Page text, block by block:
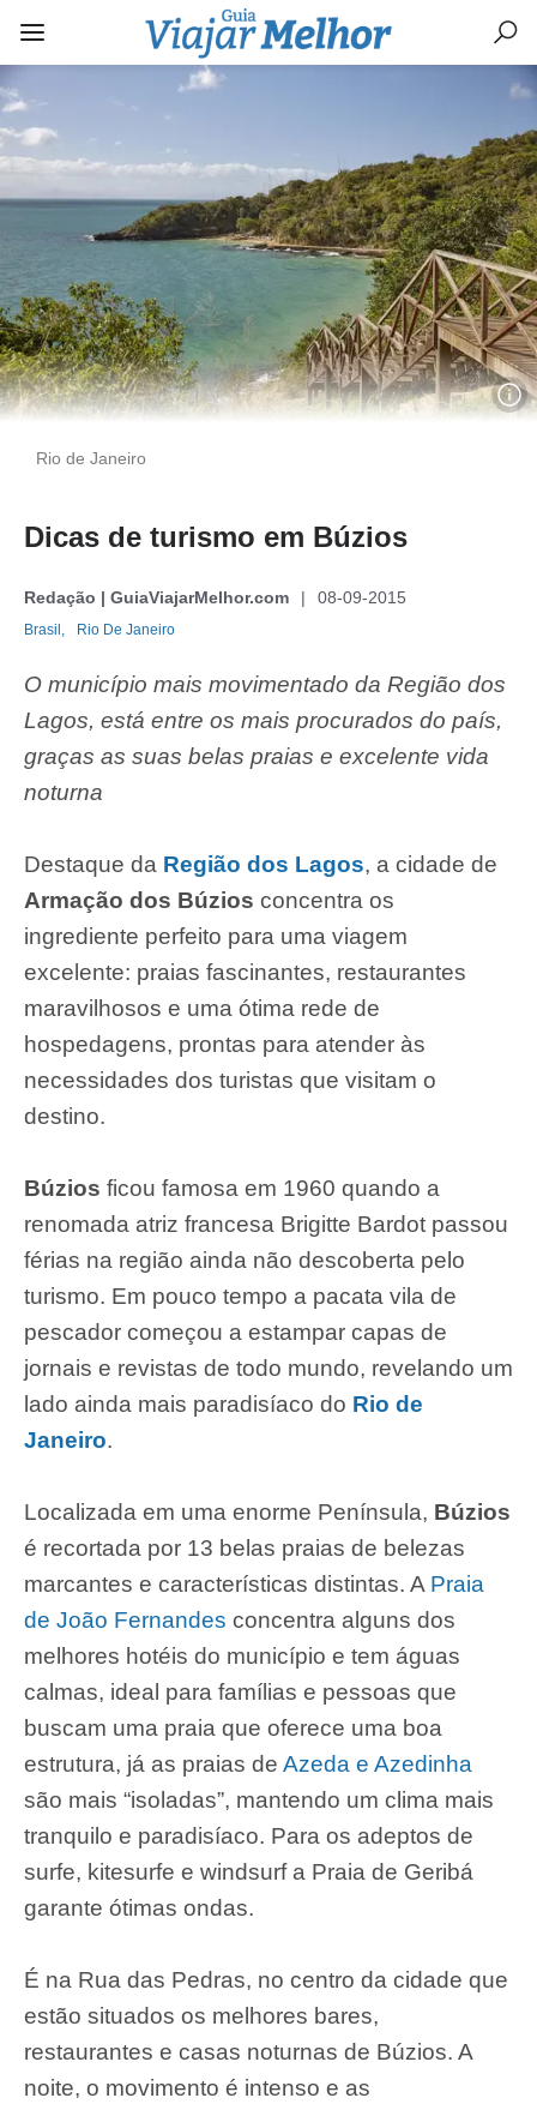
Rio de Janeiro
Dicas de turismo em Búzios
Redação | GuiaViajarMelhor.com 08-09-2015
Brasil, Rio De Janeiro
O município mais movimentado da Região dos
Lagos, está entre os mais procurados do país,
graças as suas belas praias e excelente vida
noturna
Destaque da Região dos Lagos, a cidade de
Armação dos Búzios concentra os
ingrediente perfeito para uma viagem
excelente: praias fascinantes, restaurantes
maravilhosos e uma ótima rede de
hospedagens, prontas para atender às
necessidades dos turistas que visitam o
destino.
Búzios ficou famosa em 1960 quando a
renomada atriz francesa Brigitte Bardot passou
férias na região ainda não descoberta pelo
turismo. Em pouco tempo a pacata vila de
pescador começou a estampar capas de
jornais e revistas de todo mundo, revelando um
lado ainda mais paradisíaco do Rio de
Janeiro.
Localizada em uma enorme Península, Búzios
é recortada por 13 belas praias de belezas
marcantes e características distintas. A Praia
de João Fernandes concentra alguns dos
melhores hotéis do município e tem águas
calmas, ideal para famílias e pessoas que
buscam uma praia que oferece uma boa
estrutura, já as praias de Azeda e Azedinha
são mais “isoladas”, mantendo um clima mais
tranquilo e paradisíaco. Para os adeptos de
surfe, kitesurfe e windsurf a Praia de Geribá
garante ótimas ondas.
É na Rua das Pedras, no centro da cidade que
estão situados os melhores bares,
restaurantes e casas noturnas de Búzios. A
noite, o movimento é intenso e as